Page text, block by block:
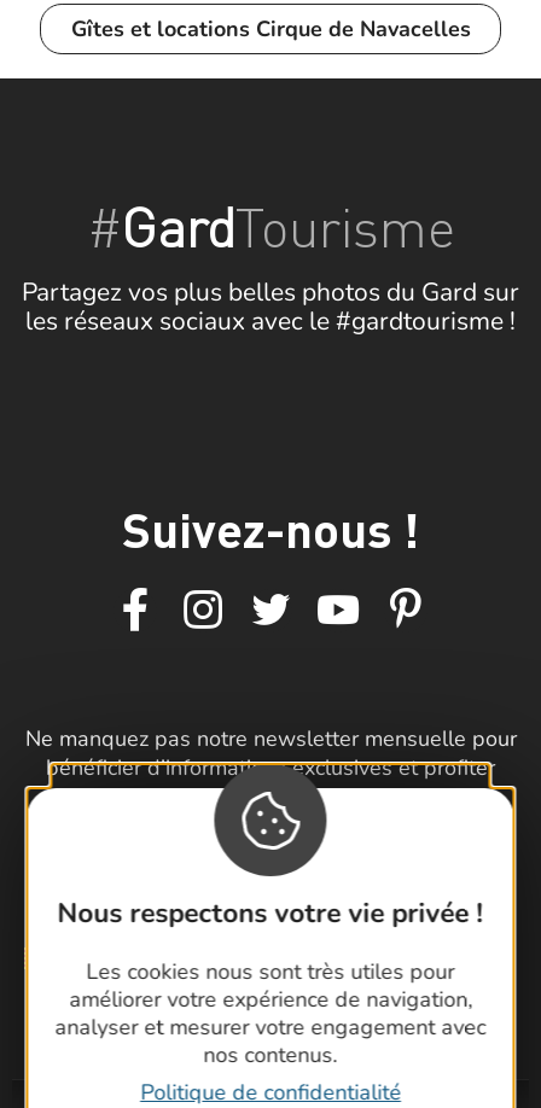
Nous respectons votre vie privée !
Les cookies nous sont très utiles pour
améliorer votre expérience de navigation,
analyser et mesurer votre engagement avec
nos contenus.
Politique de confidentialité
Gîtes et locations Cirque de Navacelles
#GardTourisme
Partagez vos plus belles photos du Gard sur
les réseaux sociaux avec le #gardtourisme !
Suivez-nous !
Ne manquez pas notre newsletter mensuelle pour
bénéficier d’informations exclusives et profiter
pleinement de votre séjour dans le Gard.
Je m'inscris à la newsletter